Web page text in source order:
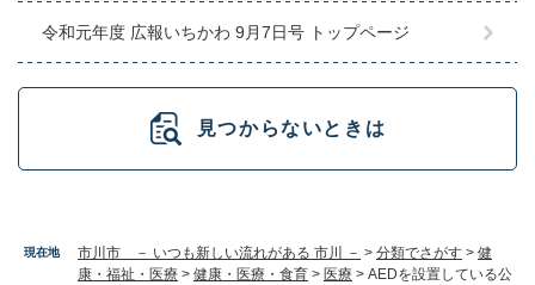
現在地 市川市 － いつも新しい流れがある 市川 － > 分類でさがす > 健
康・福祉・医療 > 健康・医療・食育 > 医療 > AEDを設置している公
令和元年度 広報いちかわ 9月7日号 トップページ
見つからないときは